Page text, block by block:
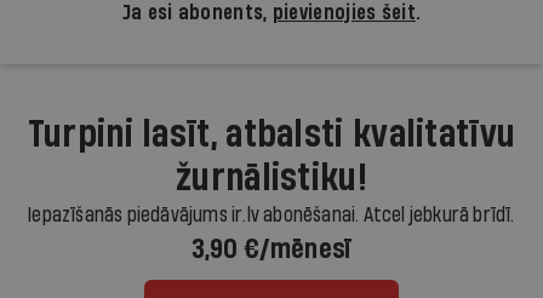
Ja esi abonents, pievienojies šeit.
Turpini lasīt, atbalsti kvalitatīvu
žurnālistiku!
Iepazīšanās piedāvājums ir.lv abonēšanai. Atcel jebkurā brīdī.
3,90 €/mēnesī